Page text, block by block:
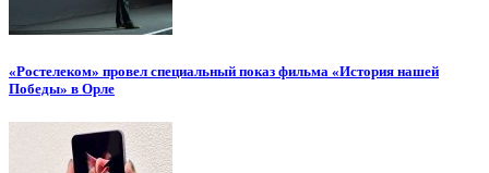
«Ростелеком» провел специальный показ фильма «История нашей
Победы» в Орле